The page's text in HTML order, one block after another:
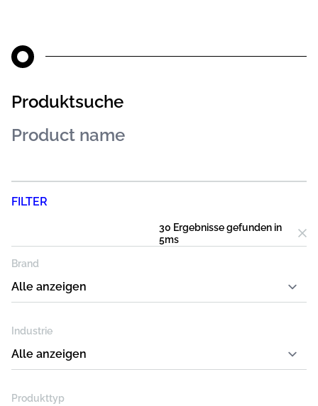
Produktsuche
FILTER
30 Ergebnissegefunden in
5ms
Brand
Industrie
Produkttyp